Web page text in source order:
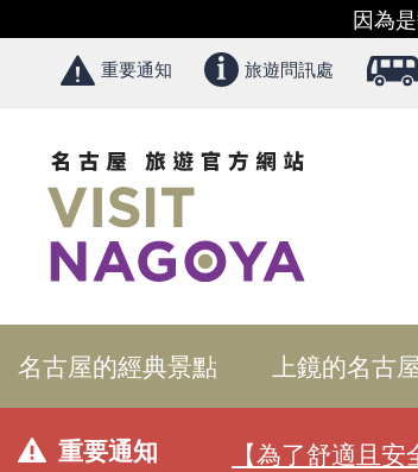
因為
重要通知 旅遊問訊處
名古屋的經典景點 上鏡的名古屋
重要通知
【為了舒適且